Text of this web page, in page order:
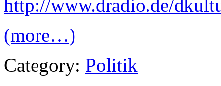
http://www.dradio.de/
(more…)
Category: Politik